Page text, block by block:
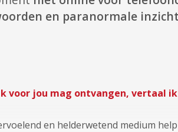
en paranormale
voor jou mag ontvangen, vertaal
en helderwetend medium